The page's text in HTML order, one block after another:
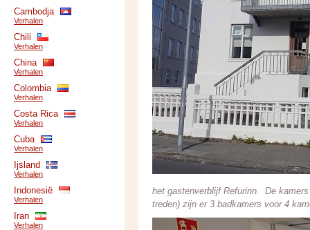
het gastenverblijf Refurinn. De
treden) zijn er 3 badkamers voor 4
Cambodja
Verhalen
Chili
Verhalen
China
Verhalen
Colombia
Verhalen
Costa Rica
Verhalen
Cuba
Verhalen
Ijsland
Verhalen
Indonesië
Verhalen
Iran
Verhalen